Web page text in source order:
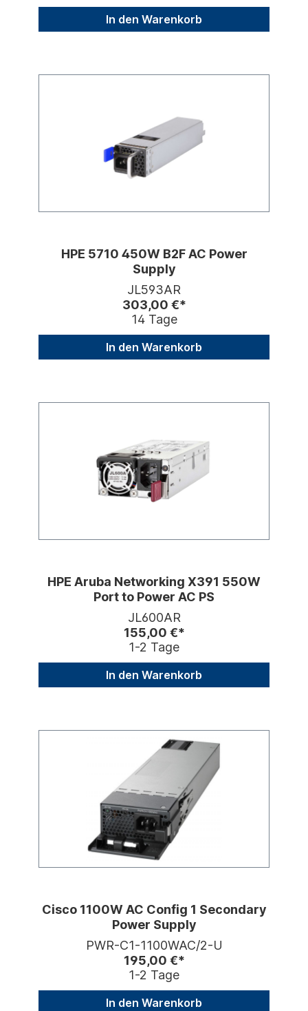
In den Warenkorb
HPE 5710 450W B2F AC Power
Supply
JL593AR
303,00 €*
14 Tage
In den Warenkorb
HPE Aruba Networking X391 550W
Port to Power AC PS
JL600AR
155,00 €*
1-2 Tage
In den Warenkorb
Cisco 1100W AC Config 1 Secondary
Power Supply
PWR-C1-1100WAC/2-U
195,00 €*
1-2 Tage
In den Warenkorb